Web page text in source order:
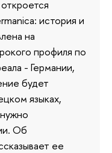
история и
на
профиля по
- Германии,
будет
языках,
Об
ее